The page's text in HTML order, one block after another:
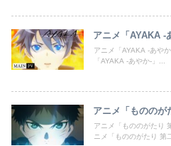
アニメ「AYAKA ‐
アニメ「AYAKA ‐あや
「AYAKA ‐あやか‐」...
アニメ「もののが
アニメ「もののがたり
ニメ「もののがたり 第